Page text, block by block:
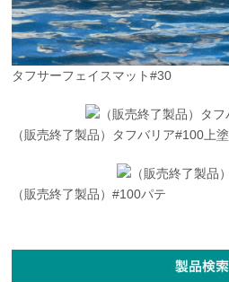
タフサーフェイスマット#30
（販売終了製品）タフバリア#100上塗
（販売終了製品）#100パテ